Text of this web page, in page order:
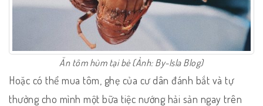
Ăn tôm hùm tại bè (Ảnh: By-Isla Blog)
Hoặc có thể mua tôm, ghẹ của cư dân đánh bắt và tự
thưởng cho mình một bữa tiệc nướng hải sản ngay trên